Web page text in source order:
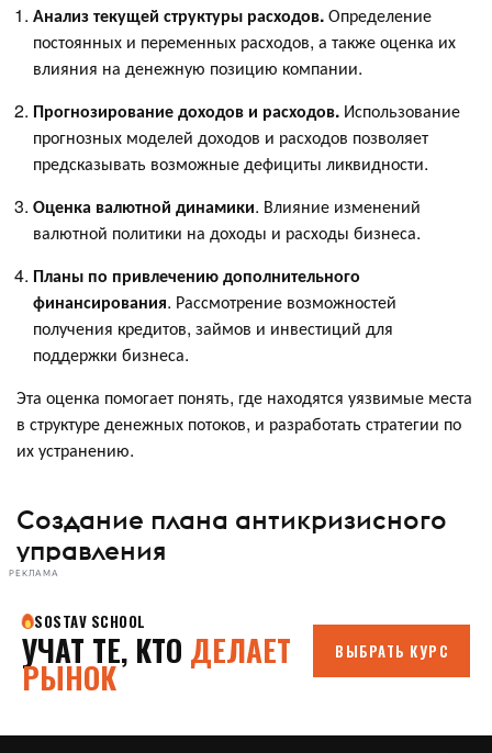
Анализ текущей структуры расходов.Определение
постоянных и переменных расходов, а также оценка их
влияния на денежную позицию компании.
Прогнозирование доходов и расходов. Использование
прогнозных моделей доходов и расходов позволяет
предсказывать возможные дефициты ликвидности.
Оценка валютной динамики. Влияние изменений
валютной политики на доходы и расходы бизнеса.
Планы по привлечению дополнительного
финансирования. Рассмотрение возможностей
получения кредитов, займов и инвестиций для
поддержки бизнеса.
Эта оценка помогает понять, где находятся уязвимые места
в структуре денежных потоков, и разработать стратегии по
их устранению.
Создание плана антикризисного
управления
РЕКЛАМА